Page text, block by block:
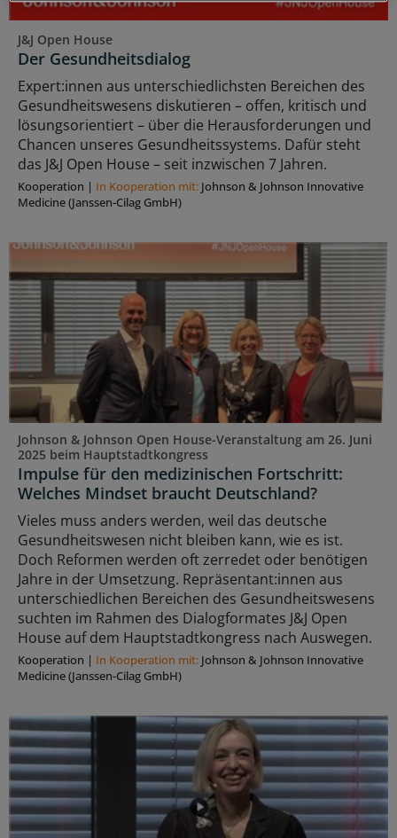
J&J Open House
Der Gesundheitsdialog
Expert:innen aus unterschiedlichsten Bereichen des
Gesundheitswesens diskutieren – offen, kritisch und
lösungsorientiert – über die Herausforderungen und
Chancen unseres Gesundheitssystems. Dafür steht
das J&J Open House – seit inzwischen 7 Jahren.
Kooperation | In Kooperation mit: Johnson & Johnson Innovative
Medicine (Janssen-Cilag GmbH)
Johnson & Johnson Open House-Veranstaltung am 26. Juni
2025 beim Hauptstadtkongress
Impulse für den medizinischen Fortschritt:
Welches Mindset braucht Deutschland?
Vieles muss anders werden, weil das deutsche
Gesundheitswesen nicht bleiben kann, wie es ist.
Doch Reformen werden oft zerredet oder benötigen
Jahre in der Umsetzung. Repräsentant:innen aus
unterschiedlichen Bereichen des Gesundheitswesens
suchten im Rahmen des Dialogformates J&J Open
House auf dem Hauptstadtkongress nach Auswegen.
Kooperation | In Kooperation mit: Johnson & Johnson Innovative
Medicine (Janssen-Cilag GmbH)